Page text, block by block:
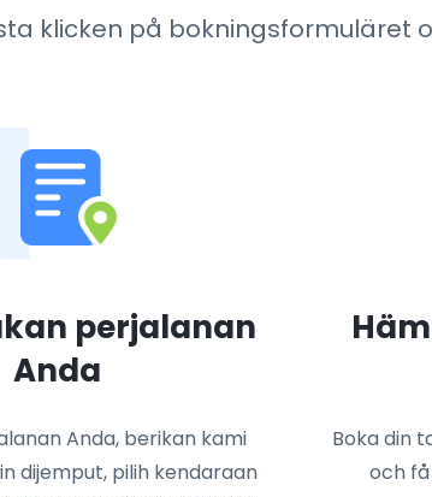
klicken på bokningsformuläret
1
perjalanan
Anda
Anda, berikan kami
dijemput, pilih kendaraan
Boka din
och